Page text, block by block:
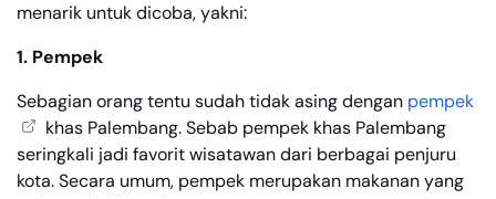
menarik untuk dicoba, yakni:
1. Pempek
Sebagian orang tentu sudah tidak asing dengan pempek
khas Palembang. Sebab pempek khas Palembang
seringkali jadi favorit wisatawan dari berbagai penjuru
kota. Secara umum, pempek merupakan makanan yang